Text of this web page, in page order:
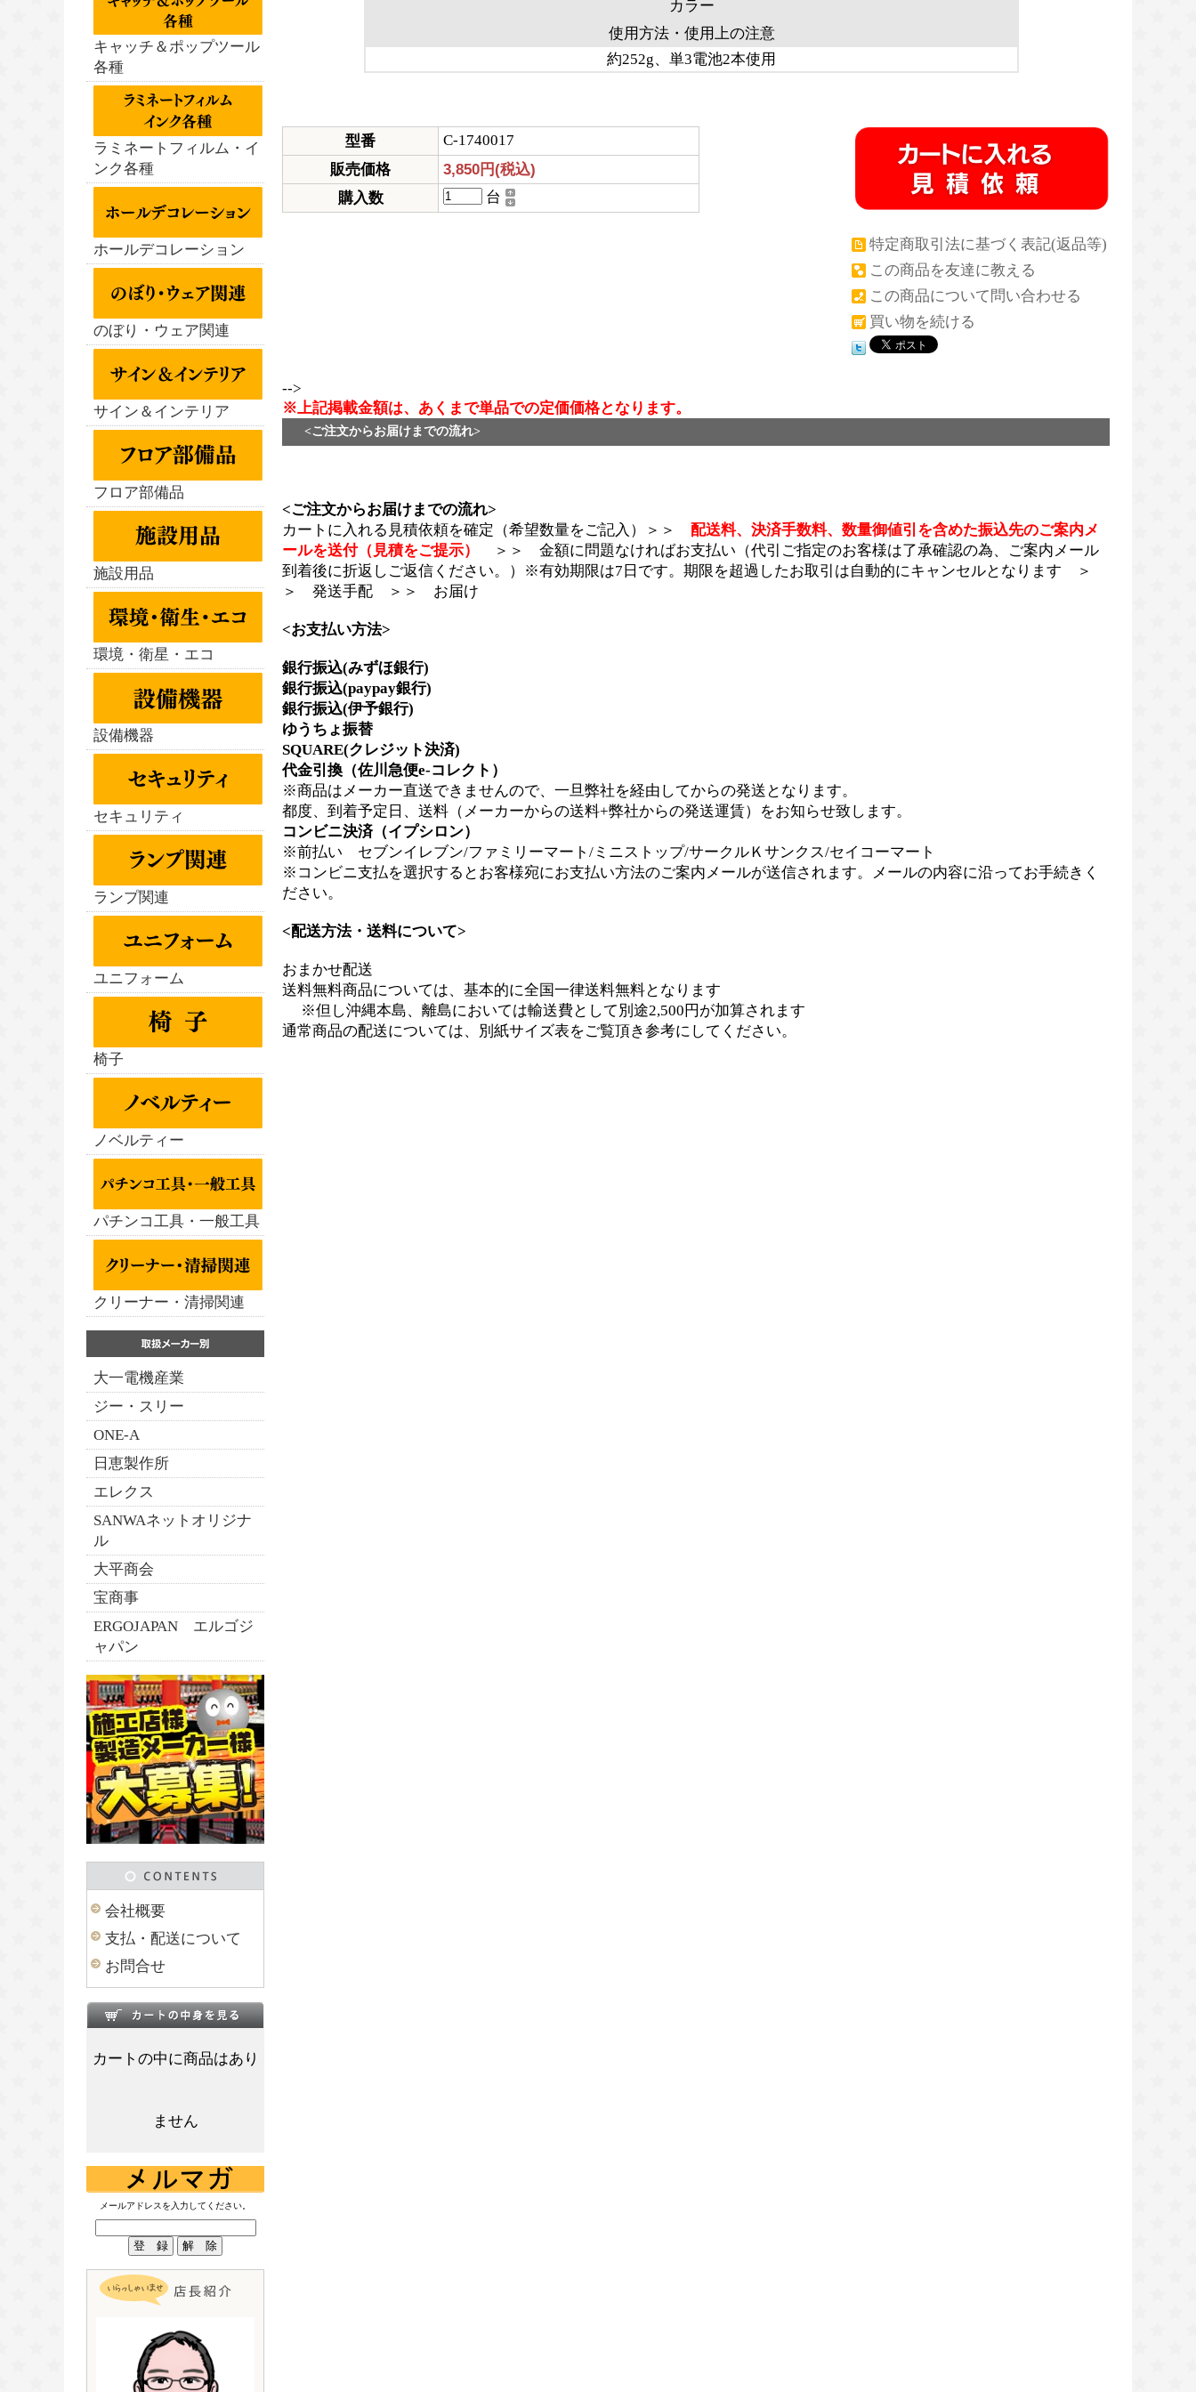
キャッチ＆ポップツール
各種
ラミネートフィルム・イ
ンク各種
ホールデコレーション
のぼり・ウェア関連
サイン＆インテリア
フロア部備品
施設用品
環境・衛星・エコ
設備機器
セキュリティ
ランプ関連
ユニフォーム
椅子
ノベルティー
パチンコ工具・一般工具
クリーナー・清掃関連
大一電機産業
ジー・スリー
ONE-A
日恵製作所
エレクス
SANWAネットオリジナ
ル
大平商会
宝商事
ERGOJAPAN エルゴジ
ャパン
会社概要
支払・配送について
お問合せ
カートの中に商品はあり
ません
メールアドレスを入力してください。
カラー
使用方法・使用上の注意
約252g、単3電池2本使用
型番
C-1740017
販売価格
3,850円(税込)
購入数
台
特定商取引法に基づく表記(返品等)
この商品を友達に教える
この商品について問い合わせる
買い物を続ける
-->
※上記掲載金額は、あくまで単品での定価価格となります。
<ご注文からお届けまでの流れ>
<ご注文からお届けまでの流れ>
カートに入れる見積依頼を確定（希望数量をご記入）＞＞ 配送料、決済手数料、数量御値引を含めた振込先のご案内メ
ールを送付（見積をご提示）
＞＞ 金額に問題なければお支払い（代引ご指定のお客様は了承確認の為、ご案内メール
到着後に折返しご返信ください。）※有効期限は7日です。期限を超過したお取引は自動的にキャンセルとなります ＞
＞ 発送手配 ＞＞ お届け
<お支払い方法>
銀行振込(みずほ銀行)
銀行振込(paypay銀行)
銀行振込(伊予銀行)
ゆうちょ振替
SQUARE(クレジット決済)
代金引換（佐川急便e-コレクト）
※商品はメーカー直送できませんので、一旦弊社を経由してからの発送となります。
都度、到着予定日、送料（メーカーからの送料+弊社からの発送運賃）をお知らせ致します。
コンビニ決済（イプシロン）
※前払い セブンイレブン/ファミリーマート/ミニストップ/サークルＫサンクス/セイコーマート
※コンビニ支払を選択するとお客様宛にお支払い方法のご案内メールが送信されます。メールの内容に沿ってお手続きく
ださい。
<配送方法・送料について>
おまかせ配送
送料無料商品については、基本的に全国一律送料無料となります
※但し沖縄本島、離島においては輸送費として別途2,500円が加算されます
通常商品の配送については、別紙サイズ表をご覧頂き参考にしてください。